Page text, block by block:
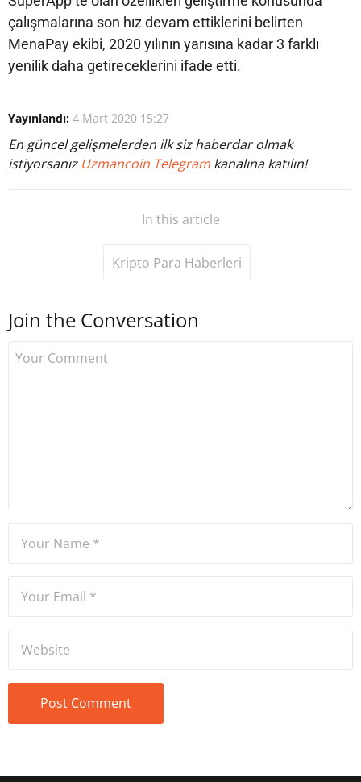
çalışmalarına son hız devam ettiklerini belirten
MenaPay ekibi, 2020 yılının yarısına kadar 3 farklı
yenilik daha getireceklerini ifade etti.
Yayınlandı: 4 Mart 2020 15:27
En güncel gelişmelerden ilk siz haberdar olmak
istiyorsanız Uzmancoin Telegram kanalına katılın!
In this article
Kripto Para Haberleri
Join the Conversation